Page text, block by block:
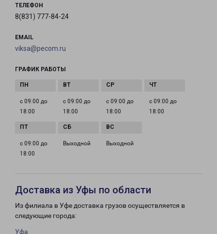
ТЕЛЕФОН
8(831) 777-84-24
EMAIL
viksa@pecom.ru
ГРАФИК РАБОТЫ
с 09:00 до
18:00
с 09:00 до
18:00
с 09:00 до
18:00
с 09:00 до
18:00
с 09:00 до
18:00
Выходной Выходной
Доставка из Уфы по области
Из филиала в Уфе доставка грузов осуществляется в
следующие города:
Уфа